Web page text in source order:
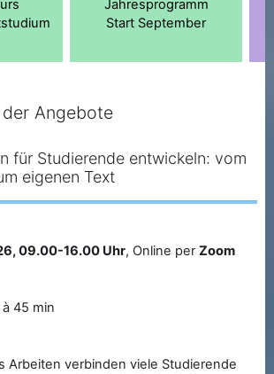
Jahresprogramm
Start September
Angebote
für Studierende entwickeln: vom
eigenen Text
09.00-16.00 Uhr, Online perZoom
45 min
Arbeiten verbinden viele Studierende